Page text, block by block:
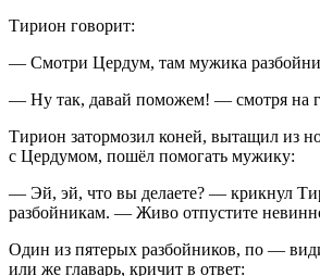
Тирион говорит:
— Смотри Цердум, там мужика
— Ну так, давай поможем! — смотря на
Тирион затормозил коней, вытащил из
с Цердумом, пошёл помогать мужику:
— Эй, эй, что вы делаете? — крикнул
разбойникам. — Живо отпустите
Один из пятерых разбойников, по —
или же главарь, кричит в ответ: